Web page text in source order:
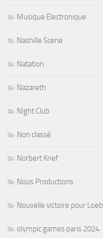
Musique Electronique
Nashille Scene
Natation
Nazareth
Night Club
Non classé
Norbert Krief
Nous Productions
Nouvelle victoire pour Loeb
olympic games paris 2024